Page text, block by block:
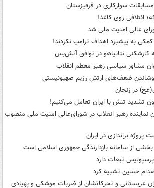
سوارکاری در قرقیزستان
ائتلافی روی کاغذ!
عالی امنیت ملی شد
به پیشبرد اهداف ترامپ نکردند!
کارشکنی نتانیاهو در توافق آتش‌بس
مشاور سیاسی رهبر معظم انقلاب
پوشاندن ضعف‌های ارتش رژیم صهیونیستی
در زنجان
تشدید تنش با ایران تعامل می‌کنیم!
رهبر انقلاب در شورای‌عالی امنیت ملی منصوب
پروژه براندازی در ایران
بخشی از سامانه بازدارندگی جمهوری اسلامی است
تبعات دارد
صدام حسین تشبیه کرد
عربستانی و تحرکاتشان از ضربات موشکی و پهپادی